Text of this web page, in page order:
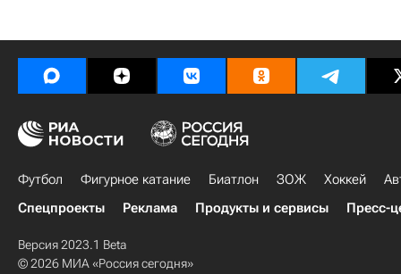
Футбол Фигурное катание Биатлон ЗОЖ Хоккей
Спецпроекты
Реклама Продукты и сервисы Пресс-
Версия 2023.1 Beta
© 2026 МИА «Россия сегодня»